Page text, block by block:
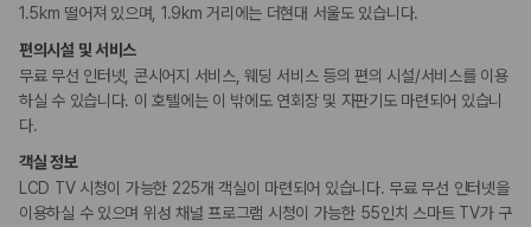
비즈니스
연회장
비즈니스 센터
컨퍼런스 센터
회의공간
장애인 편의시설
휠체어로 이용 가능
1.5km 떨어져 있으며, 1.9km 거리에는 더현대 서울도 있습니다.
편의시설 및 서비스
무료 무선 인터넷, 콘시어지 서비스, 웨딩 서비스 등의 편의 시설/서비스를 이용
하실 수 있습니다. 이 호텔에는 이 밖에도 연회장 및 자판기도 마련되어 있습니
다.
객실 정보
LCD TV 시청이 가능한 225개 객실이 마련되어 있습니다. 무료 무선 인터넷을
이용하실 수 있으며 위성 채널 프로그램 시청이 가능한 55인치 스마트 TV가 구